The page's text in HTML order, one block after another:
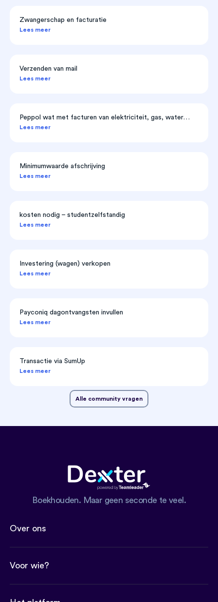
Zwangerschap en facturatie
Lees meer
Verzenden van mail
Lees meer
Peppol wat met facturen van elektriciteit, gas, water…
Lees meer
Minimumwaarde afschrijving
Lees meer
kosten nodig – studentzelfstandig
Lees meer
Investering (wagen) verkopen
Lees meer
Payconiq dagontvangsten invullen
Lees meer
Transactie via SumUp
Lees meer
Alle community vragen
Boekhouden. Maar geen seconde te veel.
Over ons
Voor wie?